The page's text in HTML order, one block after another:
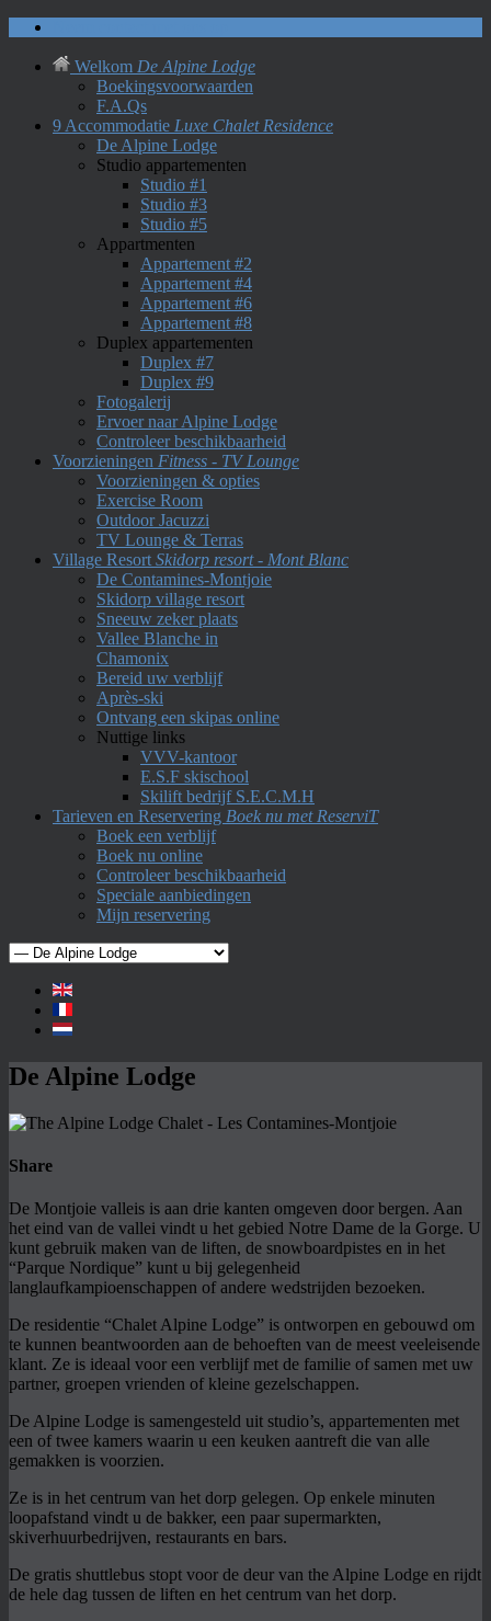
Welkom De Alpine Lodge
Boekingsvoorwaarden
F.A.Qs
9 Accommodatie Luxe Chalet Residence
De Alpine Lodge
Studio appartementen
Studio #1
Studio #3
Studio #5
Appartmenten
Appartement #2
Appartement #4
Appartement #6
Appartement #8
Duplex appartementen
Duplex #7
Duplex #9
Fotogalerij
Ervoer naar Alpine Lodge
Controleer beschikbaarheid
Voorzieningen Fitness - TV Lounge
Voorzieningen & opties
Exercise Room
Outdoor Jacuzzi
TV Lounge & Terras
Village Resort Skidorp resort - Mont Blanc
De Contamines-Montjoie
Skidorp village resort
Sneeuw zeker plaats
Vallee Blanche in
Chamonix
Bereid uw verblijf
Après-ski
Ontvang een skipas online
Nuttige links
VVV-kantoor
E.S.F skischool
Skilift bedrijf S.E.C.M.H
Tarieven en Reservering Boek nu met ReserviT
Boek een verblijf
Boek nu online
Controleer beschikbaarheid
Speciale aanbiedingen
Mijn reservering
De Alpine Lodge
Share
De Montjoie valleis is aan drie kanten omgeven door bergen. Aan
het eind van de vallei vindt u het gebied Notre Dame de la Gorge. U
kunt gebruik maken van de liften, de snowboardpistes en in het
“Parque Nordique” kunt u bij gelegenheid
langlaufkampioenschappen of andere wedstrijden bezoeken.
De residentie “Chalet Alpine Lodge” is ontworpen en gebouwd om
te kunnen beantwoorden aan de behoeften van de meest veeleisende
klant. Ze is ideaal voor een verblijf met de familie of samen met uw
partner, groepen vrienden of kleine gezelschappen.
De Alpine Lodge is samengesteld uit studio’s, appartementen met
een of twee kamers waarin u een keuken aantreft die van alle
gemakken is voorzien.
Ze is in het centrum van het dorp gelegen. Op enkele minuten
loopafstand vindt u de bakker, een paar supermarkten,
skiverhuurbedrijven, restaurants en bars.
De gratis shuttlebus stopt voor de deur van the Alpine Lodge en rijdt
de hele dag tussen de liften en het centrum van het dorp.